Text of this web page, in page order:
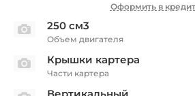
Оформить в кредит
250 см3
Объем двигателя
Крышки картера
Части картера